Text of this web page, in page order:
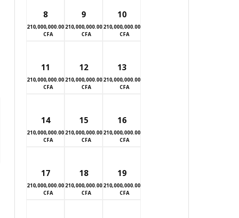
8
210,000,000.00
CFA
9
210,000,000.00
CFA
10
210,000,000.00
CFA
11
210,000,000.00
CFA
12
210,000,000.00
CFA
13
210,000,000.00
CFA
14
210,000,000.00
CFA
15
210,000,000.00
CFA
16
210,000,000.00
CFA
17
210,000,000.00
CFA
18
210,000,000.00
CFA
19
210,000,000.00
CFA